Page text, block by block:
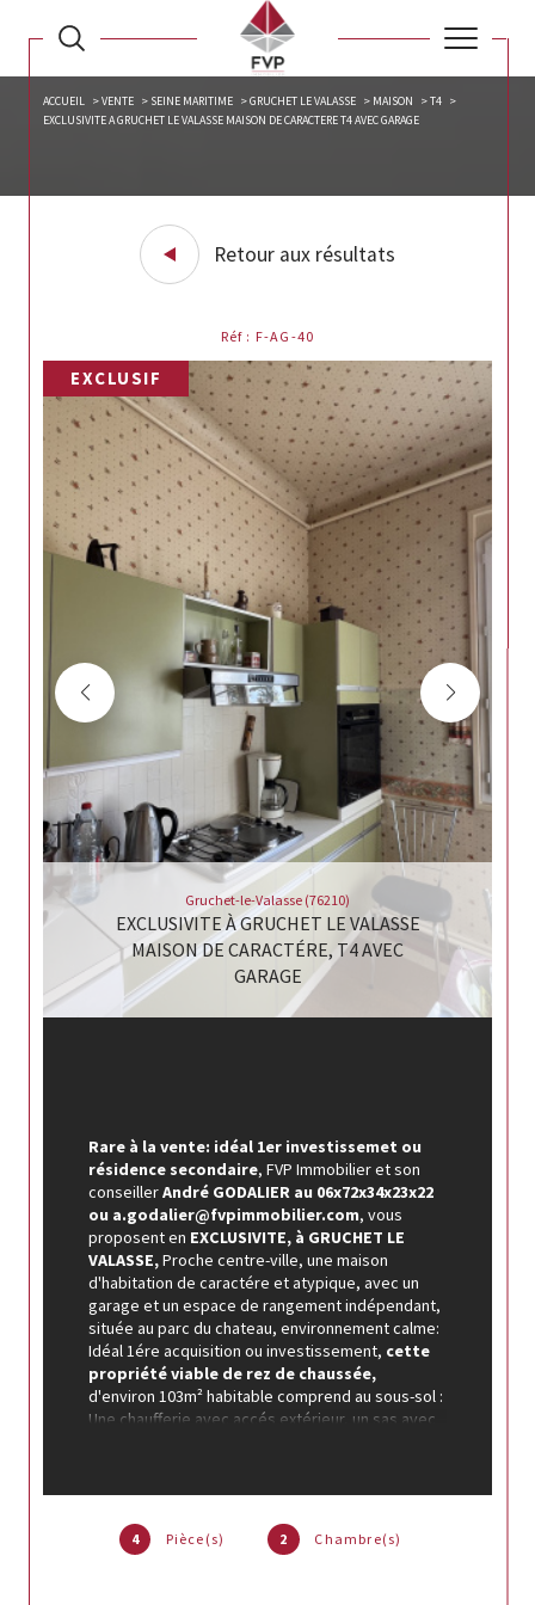
ACCUEIL VENTE SEINE MARITIME GRUCHET LE VALASSE MAISON
T4
EXCLUSIVITE A GRUCHET LE VALASSE MAISON DE CARACTERE T4 AVEC GARAGE
Retour aux résultats
Réf : F-AG-40
EXCLUSIF
Gruchet-le-Valasse (76210)
EXCLUSIVITE À GRUCHET LE VALASSE
MAISON DE CARACTÉRE, T4 AVEC
GARAGE
4 Pièce(s) 2 Chambre(s)
Rare à la vente: idéal 1er investissemet ou
résidence secondaire, FVP Immobilier et son
conseiller André GODALIER au 06x72x34x23x22
ou a.godalier@fvpimmobilier.com, vous
proposent en EXCLUSIVITE, à GRUCHET LE
VALASSE, Proche centre-ville, une maison
d'habitation de caractére et atypique, avec un
garage et un espace de rangement indépendant,
située au parc du chateau, environnement calme:
Idéal 1ére acquisition ou investissement, cette
propriétéviable de rez de chaussée,
d'environ 103m² habitable comprend au sous-sol :
Une chaufferie avec accés extérieur, un sas avec
divers avec placard, une salle de douche PMR,
une chambre exposé EST, une piéce à usage